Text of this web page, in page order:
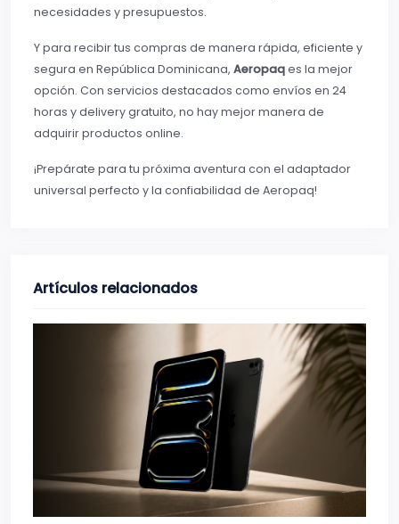
necesidades y presupuestos.
Y para recibir tus compras de manera rápida, eficiente y
segura en República Dominicana, Aeropaqes la mejor
opción. Con servicios destacados como envíos en 24
horas y delivery gratuito, no hay mejor manera de
adquirir productos online.
¡Prepárate para tu próxima aventura con el adaptador
universal perfecto y la confiabilidad de Aeropaq!
Artículos relacionados